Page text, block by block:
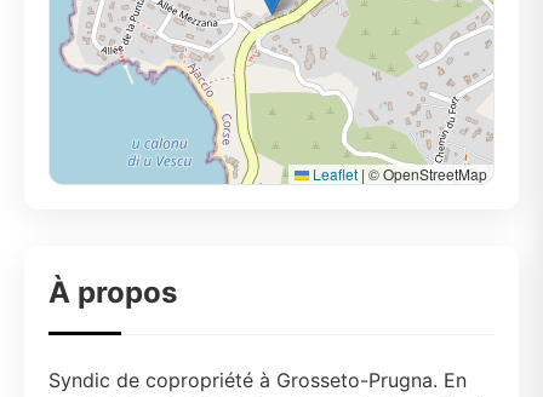
Leaflet | © OpenStreetMap
À propos
Syndic de copropriété à Grosseto-Prugna. En